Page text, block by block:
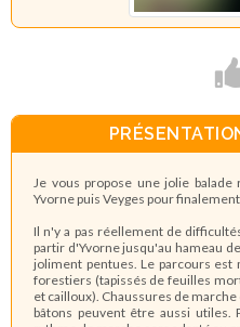
Je vous propose une jolie
Yvorne puis Veyges pour
Il n'y a pas réellement de
partir d'Yvorne jusqu'au hameau
joliment pentues.Le parcours est
forestiers (tapissés de feuilles
et cailloux). Chaussures de
bâtons peuvent être aussi utiles.